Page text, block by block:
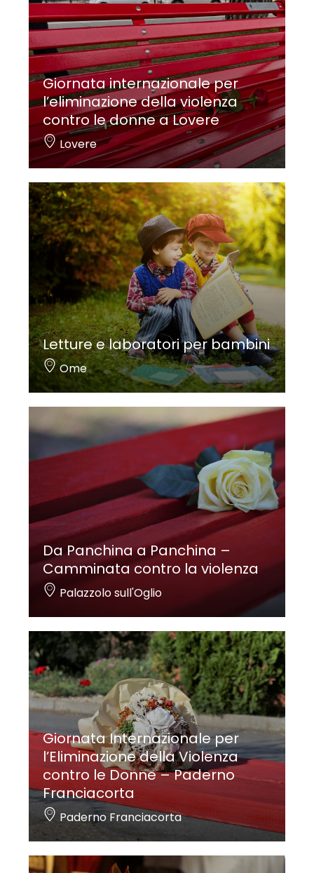
Giornata internazionale per
l’eliminazione della violenza
contro le donne a Lovere
Lovere
Letture e laboratori per bambini
Ome
Da Panchina a Panchina –
Camminata contro la violenza
Palazzolo sull'Oglio
Giornata Internazionale per
l’Eliminazione della Violenza
contro le Donne – Paderno
Franciacorta
Paderno Franciacorta